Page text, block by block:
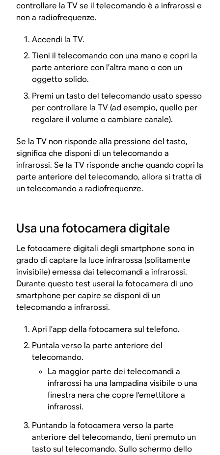
controllare la TV se il telecomando è a infrarossi e
non a radiofrequenze.
Accendi la TV.
Tieni il telecomando con una mano e copri la
parte anteriore con l’altra mano o con un
oggetto solido.
Premi un tasto del telecomando usato spesso
per controllare la TV (ad esempio, quello per
regolare il volume o cambiare canale).
Se la TV non risponde alla pressione del tasto,
significa che disponi di un telecomando a
infrarossi. Se la TV risponde anche quando copri la
parte anteriore del telecomando, allora si tratta di
un telecomando a radiofrequenze.
Usa una fotocamera digitale
Le fotocamere digitali degli smartphone sono in
grado di captare la luce infrarossa (solitamente
invisibile) emessa dai telecomandi a infrarossi.
Durante questo test userai la fotocamera di uno
smartphone per capire se disponi di un
telecomando a infrarossi.
Apri l’app della fotocamera sul telefono.
Puntala verso la parte anteriore del
telecomando.
La maggior parte dei telecomandi a
infrarossi ha una lampadina visibile o una
finestra nera che copre l’emettitore a
infrarossi.
Puntando la fotocamera verso la parte
anteriore del telecomando, tieni premuto un
tasto sul telecomando. Sullo schermo dello